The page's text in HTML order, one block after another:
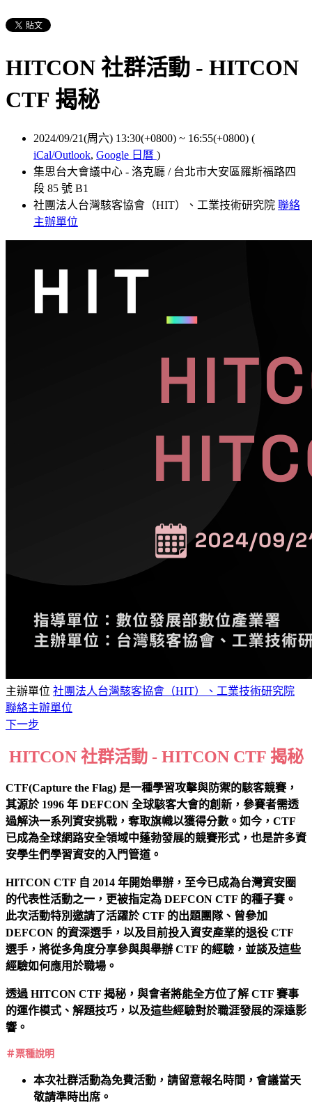
HITCON 社群活動 - HITCON
CTF 揭秘
2024/09/21(周六) 13:30(+0800) ~ 16:55(+0800) (
iCal/Outlook, Google 日曆 )
集思台大會議中心 - 洛克廳 / 台北市大安區羅斯福路四
段 85 號 B1
社團法人台灣駭客協會（HIT）、工業技術研究院 聯絡
主辦單位
主辦單位 社團法人台灣駭客協會（HIT）、工業技術研究院
聯絡主辦單位
下一步
HITCON 社群活動 - HITCON CTF 揭秘
CTF(Capture the Flag) 是一種學習攻擊與防禦的駭客競賽，
其源於 1996 年 DEFCON 全球駭客大會的創新，參賽者需透
過解決一系列資安挑戰，奪取旗幟以獲得分數。如今，CTF
已成為全球網路安全領域中蓬勃發展的競賽形式，也是許多資
安學生們學習資安的入門管道。
HITCON CTF 自 2014 年開始舉辦，至今已成為台灣資安圈
的代表性活動之一，更被指定為 DEFCON CTF 的種子賽。
此次活動特別邀請了活躍於 CTF 的出題團隊、曾參加
DEFCON 的資深選手，以及目前投入資安產業的退役 CTF
選手，將從多角度分享參與與舉辦 CTF 的經驗，並談及這些
經驗如何應用於職場。
透過 HITCON CTF 揭秘，與會者將能全方位了解 CTF 賽事
的運作模式、解題技巧，以及這些經驗對於職涯發展的深遠影
響。
＃票種說明
本次社群活動為免費活動，請留意報名時間，會議當天
敬請準時出席。